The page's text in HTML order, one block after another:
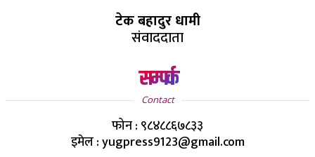
टेक बहादुर धामी
संवाददाता
सम्पर्क
Contact
फोन : ९८४८८६७८३३
इमेल : yugpress9123@gmail.com